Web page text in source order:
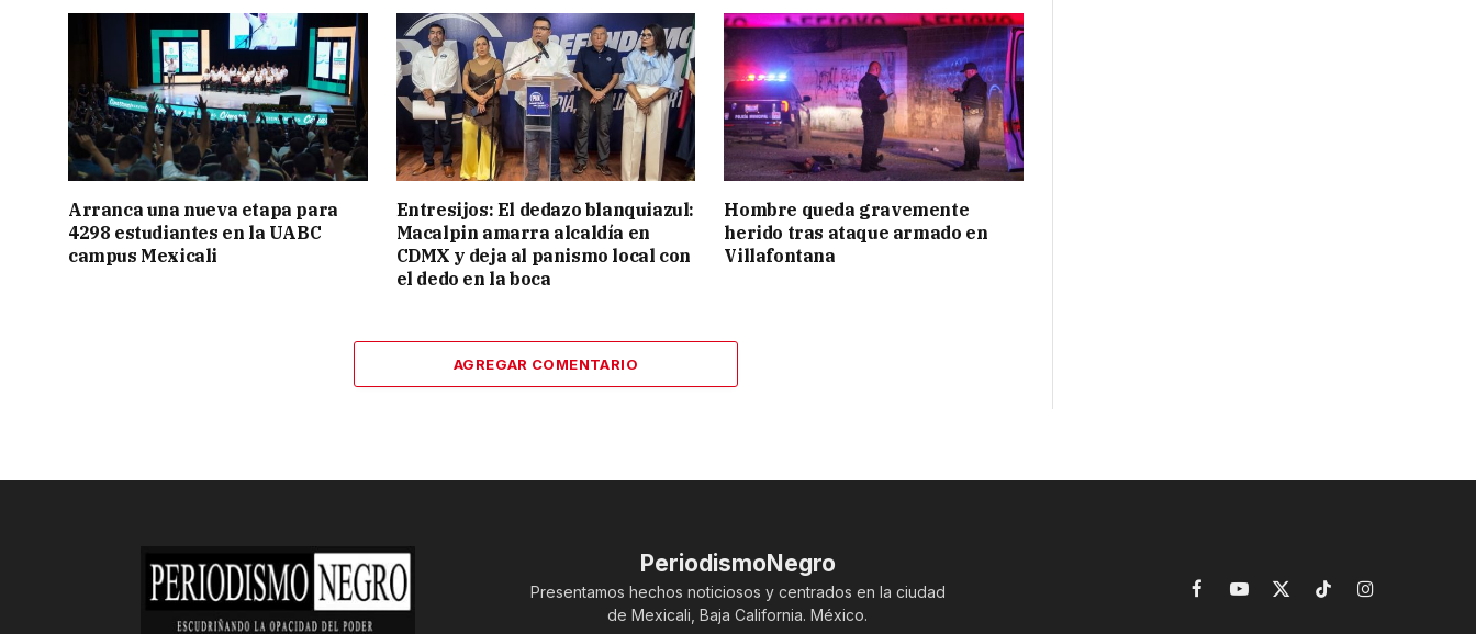
Arranca una nueva etapa para
4298 estudiantes en la UABC
campus Mexicali
Entresijos: El dedazo blanquiazul:
Macalpin amarra alcaldía en
CDMX y deja al panismo local con
el dedo en la boca
Hombre queda gravemente
herido tras ataque armado en
Villafontana
AGREGAR COMENTARIO
PeriodismoNegro
Presentamos hechos noticiosos y centrados en la ciudad
de Mexicali, Baja California. México.
FacebookYouTube
X
TikTokInstagram